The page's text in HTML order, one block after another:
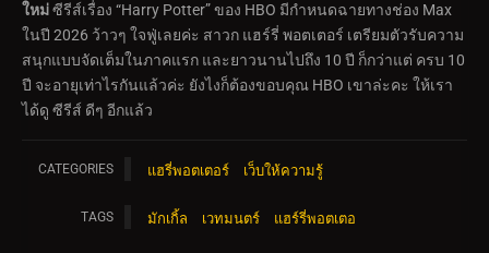
ใหม่ซีรีส์เรื่อง “Harry Potter” ของ HBO มีกำหนดฉายทางช่อง Max
ในปี 2026 ว้าวๆ ใจฟู่เลยค่ะ สาวก แฮร์รี่ พอตเตอร์ เตรียมตัวรับความ
สนุกแบบจัดเต็มในภาคแรก และยาวนานไปถึง 10 ปี ก็กว่าแต่ ครบ 10
ปี จะอายุเท่าไรกันแล้วค่ะ ยังไงก็ต้องขอบคุณ HBO เขาล่ะคะ ให้เรา
ได้ดู ซีรีส์ ดีๆ อีกแล้ว
CATEGORIES แฮรี่พอตเตอร์ เว็บให้ความรู้
TAGS มักเกิ้ล เวทมนตร์ แฮร์รี่พอตเตอ